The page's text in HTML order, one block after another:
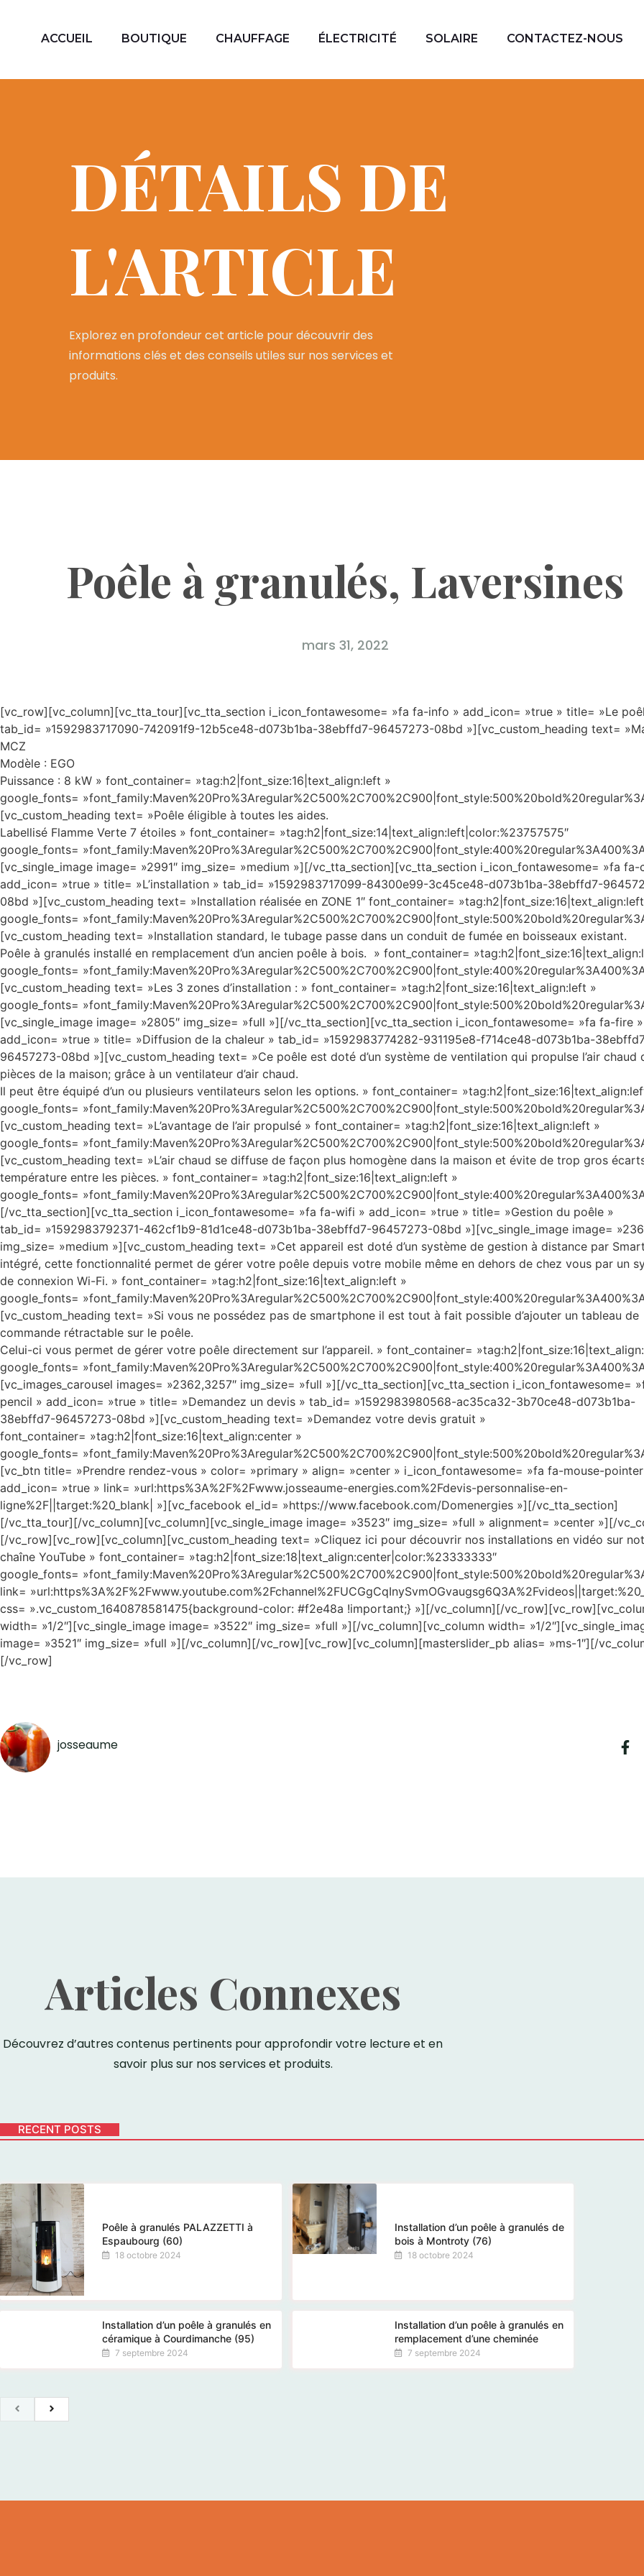
ACCUEIL BOUTIQUE CHAUFFAGE ÉLECTRICITÉ SOLAIRE CONTACTEZ-NOUS
DÉTAILS DE
L'ARTICLE
Explorez en profondeur cet article pour découvrir des
informations clés et des conseils utiles sur nos services et
produits.
Poêle à granulés, Laversines
mars 31, 2022
[vc_row][vc_column][vc_tta_tour][vc_tta_section i_icon_fontawesome= »fa fa-info » add_icon= »true » title= »Le
tab_id= »1592983717090-742091f9-12b5ce48-d073b1ba-38ebffd7-96457273-08bd »][vc_custom_heading text=
MCZ
Modèle : EGO
Puissance : 8 kW » font_container= »tag:h2|font_size:16|text_align:left »
google_fonts=
[vc_custom_heading text= »Poêle éligible à toutes les aides.
Labellisé Flamme Verte 7 étoiles » font_container= »tag:h2|font_size:14|text_align:left|color:%23757575″
google_fonts=
[vc_single_image image= »2991″ img_size= »medium »][/vc_tta_section][vc_tta_section i_icon_fontawesome= »fa fa-
add_icon= »true » title= »L’installation » tab_id= »1592983717099-84300e99-3c45ce48-d073b1ba-38ebffd7-
08bd »][vc_custom_heading text= »Installation réalisée en ZONE 1″ font_container=
google_fonts=
[vc_custom_heading text= »Installation standard, le tubage passe dans un conduit de fumée en boisseaux existant.
Poêle à granulés installé en remplacement d’un ancien poêle à bois. » font_container=
google_fonts=
[vc_custom_heading text= »Les 3 zones d’installation : » font_container= »tag:h2|font_size:16|text_align:left »
google_fonts=
[vc_single_image image= »2805″ img_size= »full »][/vc_tta_section][vc_tta_section i_icon_fontawesome= »fa fa-fire »
add_icon= »true » title= »Diffusion de la chaleur » tab_id= »1592983774282-931195e8-f714ce48-d073b1ba-
96457273-08bd »][vc_custom_heading text= »Ce poêle est doté d’un système de ventilation qui propulse l’air chaud
pièces de la maison; grâce à un ventilateur d’air chaud.
Il peut être équipé d’un ou plusieurs ventilateurs selon les options. » font_container=
google_fonts=
[vc_custom_heading text= »L’avantage de l’air propulsé » font_container= »tag:h2|font_size:16|text_align:left »
google_fonts=
[vc_custom_heading text= »L’air chaud se diffuse de façon plus homogène dans la maison et évite de trop gros
température entre les pièces. » font_container= »tag:h2|font_size:16|text_align:left »
google_fonts=
[/vc_tta_section][vc_tta_section i_icon_fontawesome= »fa fa-wifi » add_icon= »true » title= »Gestion du poêle »
tab_id= »1592983792371-462cf1b9-81d1ce48-d073b1ba-38ebffd7-96457273-08bd »][vc_single_image image=
img_size= »medium »][vc_custom_heading text= »Cet appareil est doté d’un système de gestion à distance par
intégré, cette fonctionnalité permet de gérer votre poêle depuis votre mobile même en dehors de chez vous par un
de connexion Wi-Fi. » font_container= »tag:h2|font_size:16|text_align:left »
google_fonts=
[vc_custom_heading text= »Si vous ne possédez pas de smartphone il est tout à fait possible d’ajouter un tableau de
commande rétractable sur le poêle.
Celui-ci vous permet de gérer votre poêle directement sur l’appareil. » font_container=
google_fonts=
[vc_images_carousel images= »2362,3257″ img_size= »full »][/vc_tta_section][vc_tta_section i_icon_fontawesome=
pencil » add_icon= »true » title= »Demandez un devis » tab_id= »1592983980568-ac35ca32-3b70ce48-d073b1ba-
38ebffd7-96457273-08bd »][vc_custom_heading text= »Demandez votre devis gratuit »
font_container= »tag:h2|font_size:16|text_align:center »
google_fonts=
[vc_btn title= »Prendre rendez-vous » color= »primary » align= »center » i_icon_fontawesome= »fa fa-mouse-
add_icon= »true » link= »url:https%3A%2F%2Fwww.josseaume-energies.com%2Fdevis-personnalise-en-
ligne%2F||target:%20_blank| »][vc_facebook el_id= »https://www.facebook.com/Domenergies »][/vc_tta_section]
[/vc_tta_tour][/vc_column][vc_column][vc_single_image image= »3523″ img_size= »full » alignment= »center »][/
[/vc_row][vc_row][vc_column][vc_custom_heading text= »Cliquez ici pour découvrir nos installations en vidéo sur
chaîne YouTube » font_container= »tag:h2|font_size:18|text_align:center|color:%23333333″
google_fonts=
link=
css= ».vc_custom_1640878581475{background-color: #f2e48a !important;} »][/vc_column][/
width= »1/2″][vc_single_image image= »3522″ img_size= »full »][/vc_column][vc_column width= »1/
image= »3521″ img_size= »full »][/vc_column][/vc_row][vc_row][vc_column][masterslider_pb alias= »ms-1″][/
[/vc_row]
josseaume
Articles Connexes
Découvrez d’autres contenus pertinents pour approfondir votre lecture et en
savoir plus sur nos services et produits.
RECENT POSTS
Poêle à granulés PALAZZETTI à
Espaubourg (60)
18 octobre 2024
Installation d’un poêle à granulés de
bois à Montroty (76)
18 octobre 2024
Installation d’un poêle à granulés en
céramique à Courdimanche (95)
7 septembre 2024
Installation d’un poêle à granulés en
remplacement d’une cheminée
7 septembre 2024